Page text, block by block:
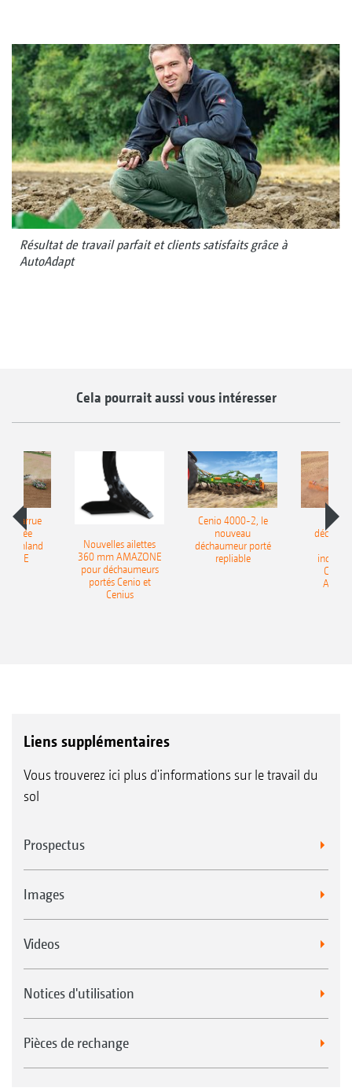
Résultat de travail parfait et clients satisfaits grâce à
AutoAdapt
Cela pourrait aussi vous intéresser
charrue
portée
Onland
Nouvelles ailettes
360 mm AMAZONE
pour déchaumeurs
portés Cenio et
Cenius
Cenio 4000-2, le
nouveau
déchaumeur porté
repliable
Liens supplémentaires
Vous trouverez ici plus d'informations sur le travail du
sol
Prospectus
Images
Videos
Notices d'utilisation
Pièces de rechange